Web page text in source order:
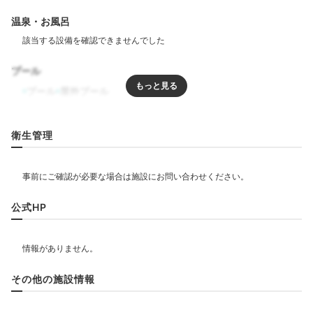
温泉・お風呂
プール
リラクゼーション
飲食
レストラン
ベビー＆子供関連
部屋情報
衛生管理
公式HP
その他の施設情報